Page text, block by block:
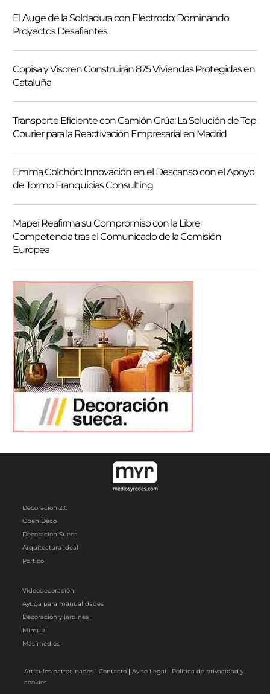
c
a
r
El Auge de la Soldadura con Electrodo: Dominando
Proyectos Desafiantes
Copisa y Visoren Construirán 875 Viviendas Protegidas en
Cataluña
Transporte Eficiente con Camión Grúa: La Solución de Top
Courier para la Reactivación Empresarial en Madrid
Emma Colchón: Innovación en el Descanso con el Apoyo
de Tormo Franquicias Consulting
Mapei Reafirma su Compromiso con la Libre
Competencia tras el Comunicado de la Comisión
Europea
Decoracion 2.0
Open Deco
Decoración Sueca
Arquitectura Ideal
Pórtico
Videodecoración
Ayuda para manualidades
Decoración y jardines
Mimub
Más medios
Artículos patrocinados |Contacto |Aviso Legal | Política de privacidad y
cookies